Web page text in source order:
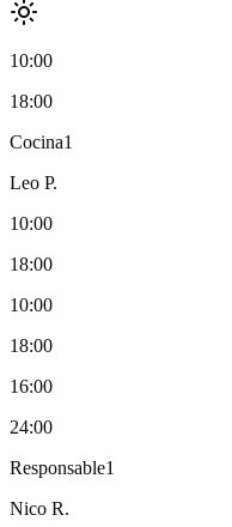
10:00
18:00
Cocina1
Leo P.
10:00
18:00
10:00
18:00
16:00
24:00
Responsable1
Nico R.